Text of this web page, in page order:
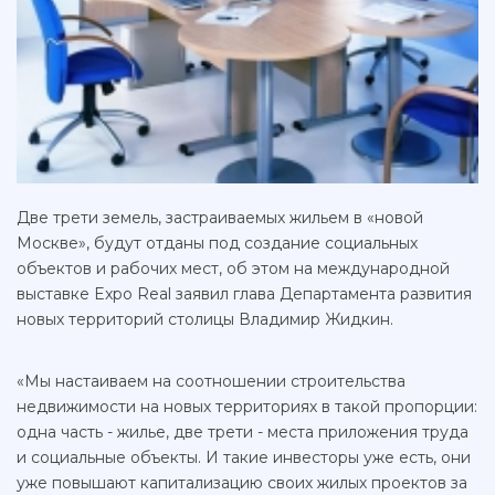
Две трети земель, застраиваемых жильем в «новой
Москве», будут отданы под создание социальных
объектов и рабочих мест, об этом на международной
выставке Expo Real заявил глава Департамента развития
новых территорий столицы Владимир Жидкин.
«Мы настаиваем на соотношении строительства
недвижимости на новых территориях в такой пропорции:
одна часть - жилье, две трети - места приложения труда
и социальные объекты. И такие инвесторы уже есть, они
уже повышают капитализацию своих жилых проектов за